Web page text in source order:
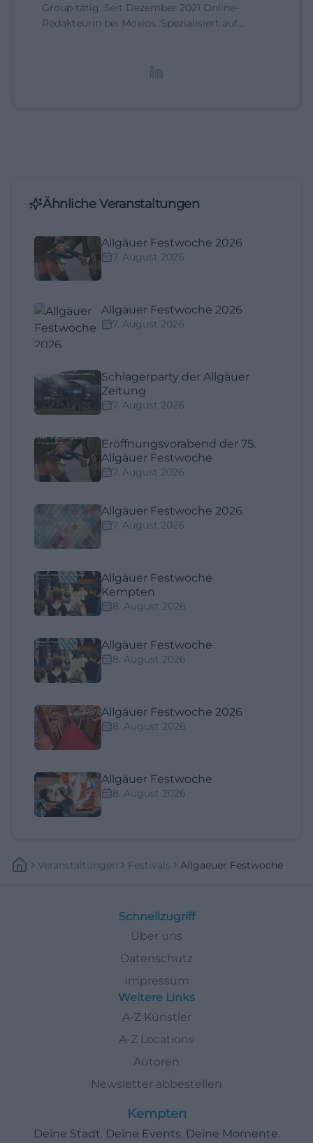
Group tätig. Seit Dezember 2021 Online-
Redakteurin bei Moxios. Spezialisiert auf
Ähnliche Veranstaltungen
Allgäuer Festwoche 2026
7. August 2026
Allgäuer Festwoche 2026
7. August 2026
Schlagerparty der Allgäuer
Zeitung
7. August 2026
Eröffnungsvorabend der 75.
Allgäuer Festwoche
7. August 2026
Allgäuer Festwoche 2026
7. August 2026
Allgäuer Festwoche
Kempten
8. August 2026
Allgäuer Festwoche
8. August 2026
Allgäuer Festwoche 2026
8. August 2026
Allgäuer Festwoche
8. August 2026
Veranstaltungen Festivals Allgaeuer Festwoche
Schnellzugriff
Über uns
Datenschutz
Impressum
Weitere Links
A-Z Künstler
A-Z Locations
Autoren
Newsletter abbestellen
Kempten
Deine Stadt. Deine Events. Deine Momente.